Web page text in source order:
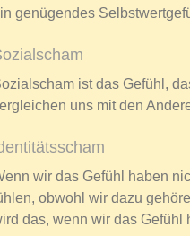
genügendes
ist das Gefühl,
uns mit den
wir das Gefühl haben
obwohl wir dazu
das, wenn wir das Gefühl